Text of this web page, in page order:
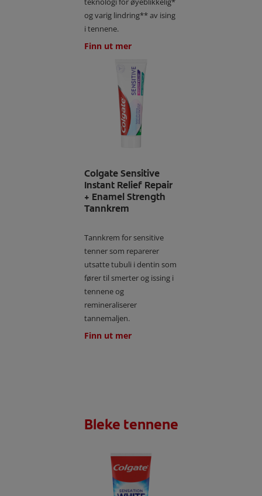
og varig lindring** av ising
i tennene.
Finn ut mer
Colgate Sensitive
Instant Relief Repair
+ Enamel Strength
Tannkrem
Tannkrem for sensitive
tenner som reparerer
utsatte tubuli i dentin som
fører til smerter og issing i
tennene og
remineraliserer
tannemaljen.
Finn ut mer
Bleke tennene